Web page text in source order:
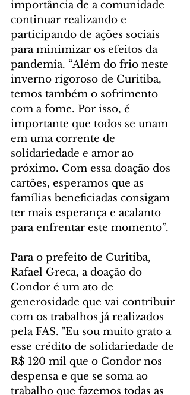
importância de a comunidade
continuar realizando e
participando de ações sociais
para minimizar os efeitos da
pandemia. “Além do frio neste
inverno rigoroso de Curitiba,
temos também o sofrimento
com a fome. Por isso, é
importante que todos se unam
em uma corrente de
solidariedade e amor ao
próximo. Com essa doação dos
cartões, esperamos que as
famílias beneficiadas consigam
ter mais esperança e acalanto
para enfrentar este momento”.
Para o prefeito de Curitiba,
Rafael Greca, a doação do
Condor é um ato de
generosidade que vai contribuir
com os trabalhos já realizados
pela FAS. "Eu sou muito grato a
esse crédito de solidariedade de
R$ 120 mil que o Condor nos
despensa e que se soma ao
trabalho que fazemos todas as